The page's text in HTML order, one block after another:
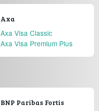
Axa
Axa Visa Classic
Axa Visa Premium Plus
BNP Paribas Fortis